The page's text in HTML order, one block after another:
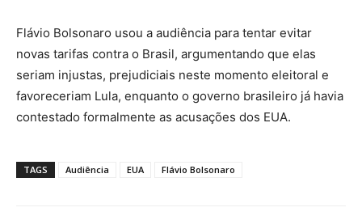
Flávio Bolsonaro usou a audiência para tentar evitar
novas tarifas contra o Brasil, argumentando que elas
seriam injustas, prejudiciais neste momento eleitoral e
favoreceriam Lula, enquanto o governo brasileiro já havia
contestado formalmente as acusações dos EUA.
TAGS Audiência EUA Flávio Bolsonaro